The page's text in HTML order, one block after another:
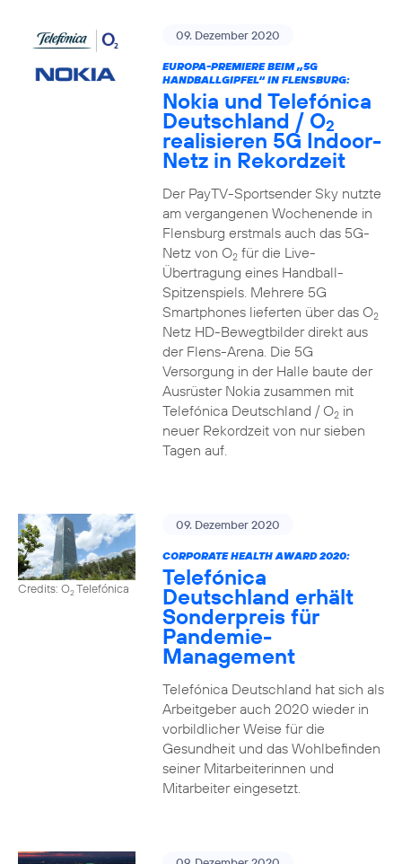
09. Dezember 2020
EUROPA-PREMIERE BEIM „5G
HANDBALLGIPFEL“ IN FLENSBURG:
Nokia und Telefónica
Deutschland / O2
realisieren 5G Indoor-
Netz in Rekordzeit
Der PayTV-Sportsender Sky nutzte
am vergangenen Wochenende in
Flensburg erstmals auch das 5G-
Netz von O2für die Live-
Übertragung eines Handball-
Spitzenspiels. Mehrere 5G
Smartphones lieferten über das O2
Netz HD-Bewegtbilder direkt aus
der Flens-Arena. Die 5G
Versorgung in der Halle baute der
Ausrüster Nokia zusammen mit
Telefónica Deutschland / O2in
neuer Rekordzeit von nur sieben
Tagen auf.
Credits: O2Telefónica
09. Dezember 2020
CORPORATE HEALTH AWARD 2020:
Telefónica
Deutschland erhält
Sonderpreis für
Pandemie-
Management
Telefónica Deutschland hat sich als
Arbeitgeber auch 2020 wieder in
vorbildlicher Weise für die
Gesundheit und das Wohlbefinden
seiner Mitarbeiterinnen und
Mitarbeiter eingesetzt.